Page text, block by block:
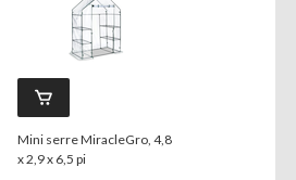
Mini serre MiracleGro, 4,8
x 2,9 x 6,5 pi